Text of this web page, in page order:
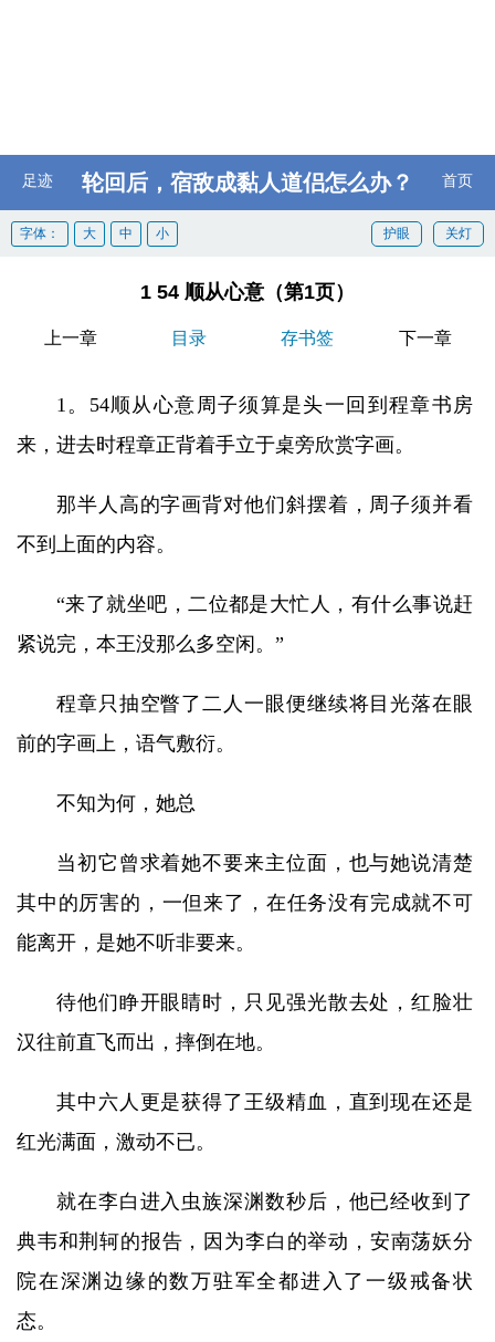
足迹 轮回后，宿敌成黏人道侣怎么办？ 首页
关灯
护眼
字体： 大 中 小
1 54 顺从心意（第1页）
上一章 目录 存书签 下一章
1。54顺从心意周子须算是头一回到程章书房
来，进去时程章正背着手立于桌旁欣赏字画。
那半人高的字画背对他们斜摆着，周子须并看
不到上面的内容。
“来了就坐吧，二位都是大忙人，有什么事说赶
紧说完，本王没那么多空闲。”
程章只抽空瞥了二人一眼便继续将目光落在眼
前的字画上，语气敷衍。
不知为何，她总
当初它曾求着她不要来主位面，也与她说清楚
其中的厉害的，一但来了，在任务没有完成就不可
能离开，是她不听非要来。
待他们睁开眼睛时，只见强光散去处，红脸壮
汉往前直飞而出，摔倒在地。
其中六人更是获得了王级精血，直到现在还是
红光满面，激动不已。
就在李白进入虫族深渊数秒后，他已经收到了
典韦和荆轲的报告，因为李白的举动，安南荡妖分
院在深渊边缘的数万驻军全都进入了一级戒备状
态。